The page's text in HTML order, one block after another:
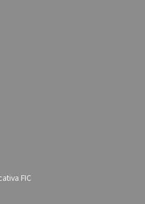
FIC